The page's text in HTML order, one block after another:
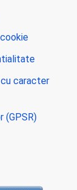
caracter
(GPSR)